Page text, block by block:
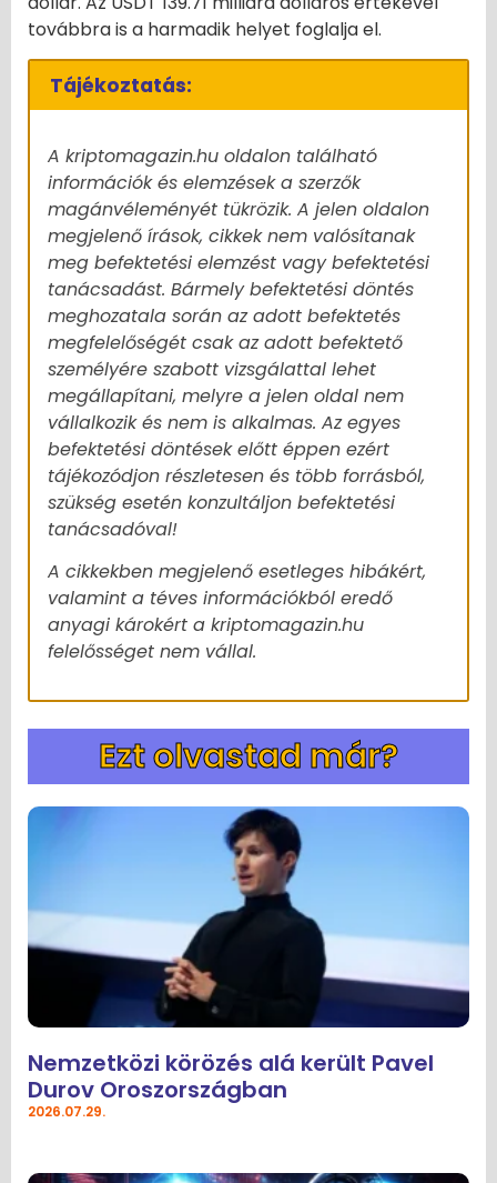
továbbra is a harmadik helyet foglalja el.
Tájékoztatás:
A kriptomagazin.hu oldalon található
információk és elemzések a szerzők
magánvéleményét tükrözik. A jelen oldalon
megjelenő írások, cikkek nem valósítanak
meg befektetési elemzést vagy befektetési
tanácsadást. Bármely befektetési döntés
meghozatala során az adott befektetés
megfelelőségét csak az adott befektető
személyére szabott vizsgálattal lehet
megállapítani, melyre a jelen oldal nem
vállalkozik és nem is alkalmas. Az egyes
befektetési döntések előtt éppen ezért
tájékozódjon részletesen és több forrásból,
szükség esetén konzultáljon befektetési
tanácsadóval!
A cikkekben megjelenő esetleges hibákért,
valamint a téves információkból eredő
anyagi károkért a kriptomagazin.hu
felelősséget nem vállal.
Ezt olvastad már?
Nemzetközi körözés alá került Pavel
Durov Oroszországban
2026.07.29.